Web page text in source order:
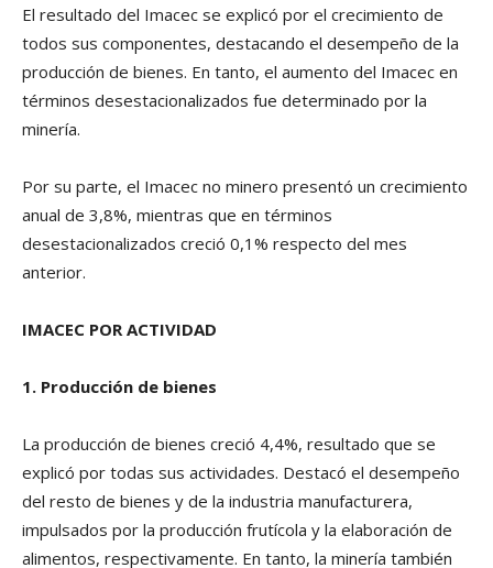
El resultado del Imacec se explicó por el crecimiento de
todos sus componentes, destacando el desempeño de la
producción de bienes. En tanto, el aumento del Imacec en
términos desestacionalizados fue determinado por la
minería.
Por su parte, el Imacec no minero presentó un crecimiento
anual de 3,8%, mientras que en términos
desestacionalizados creció 0,1% respecto del mes
anterior.
IMACEC POR ACTIVIDAD
1. Producción de bienes
La producción de bienes creció 4,4%, resultado que se
explicó por todas sus actividades. Destacó el desempeño
del resto de bienes y de la industria manufacturera,
impulsados por la producción frutícola y la elaboración de
alimentos, respectivamente. En tanto, la minería también